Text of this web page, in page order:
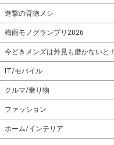
進撃の背徳メシ
梅雨モノグランプリ2026
今どきメンズは外見も磨かないと！
IT/モバイル
クルマ/乗り物
ファッション
ホーム/インテリア